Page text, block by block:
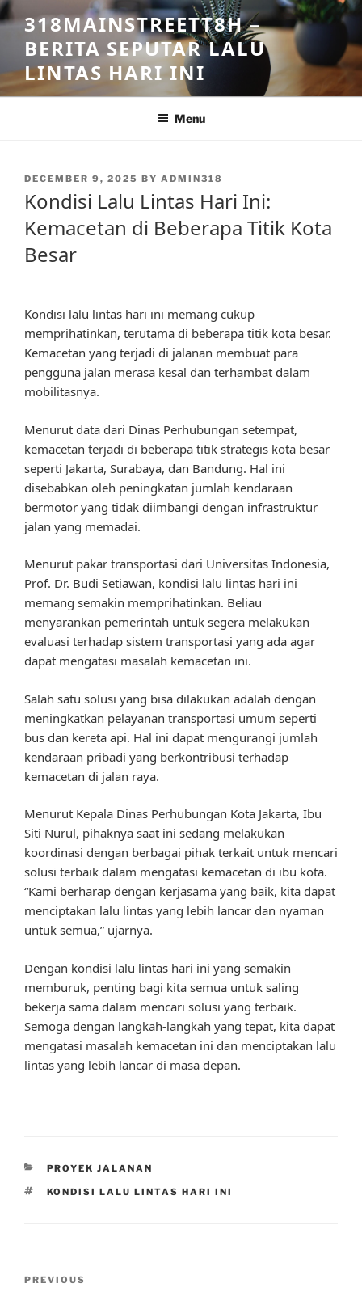
Skip
to
content
318MAINSTREETT8H –
BERITA SEPUTAR LALU
LINTAS HARI INI
Menu
POSTED
DECEMBER 9, 2025 BY ADMIN318
Kondisi Lalu Lintas Hari Ini:
Kemacetan di Beberapa Titik Kota
Besar
Kondisi lalu lintas hari ini memang cukup
memprihatinkan, terutama di beberapa titik kota besar.
Kemacetan yang terjadi di jalanan membuat para
pengguna jalan merasa kesal dan terhambat dalam
mobilitasnya.
Menurut data dari Dinas Perhubungan setempat,
kemacetan terjadi di beberapa titik strategis kota besar
seperti Jakarta, Surabaya, dan Bandung. Hal ini
disebabkan oleh peningkatan jumlah kendaraan
bermotor yang tidak diimbangi dengan infrastruktur
jalan yang memadai.
Menurut pakar transportasi dari Universitas Indonesia,
Prof. Dr. Budi Setiawan, kondisi lalu lintas hari ini
memang semakin memprihatinkan. Beliau
menyarankan pemerintah untuk segera melakukan
evaluasi terhadap sistem transportasi yang ada agar
dapat mengatasi masalah kemacetan ini.
Salah satu solusi yang bisa dilakukan adalah dengan
meningkatkan pelayanan transportasi umum seperti
bus dan kereta api. Hal ini dapat mengurangi jumlah
kendaraan pribadi yang berkontribusi terhadap
kemacetan di jalan raya.
Menurut Kepala Dinas Perhubungan Kota Jakarta, Ibu
Siti Nurul, pihaknya saat ini sedang melakukan
koordinasi dengan berbagai pihak terkait untuk mencari
solusi terbaik dalam mengatasi kemacetan di ibu kota.
“Kami berharap dengan kerjasama yang baik, kita dapat
menciptakan lalu lintas yang lebih lancar dan nyaman
untuk semua,” ujarnya.
Dengan kondisi lalu lintas hari ini yang semakin
memburuk, penting bagi kita semua untuk saling
bekerja sama dalam mencari solusi yang terbaik.
Semoga dengan langkah-langkah yang tepat, kita dapat
mengatasi masalah kemacetan ini dan menciptakan lalu
lintas yang lebih lancar di masa depan.
CATEGORIES
PROYEK JALANAN
TAGS
KONDISI LALU LINTAS HARI INI
Previous
PREVIOUS